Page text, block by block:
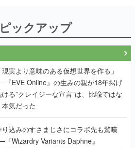
ックアップ
現実より意味のある仮想世界を作る」
『EVE Online』の生みの親が18年掲げ
ける”クレイジーな宣言”は、比喩ではな
本気だった
り込みのすさまじさにコラボ先も驚嘆
『Wizardry Variants Daphne』